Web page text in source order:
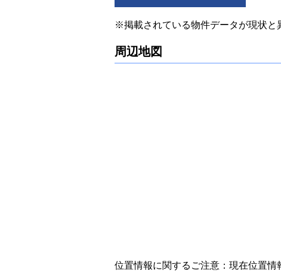
※掲載されている物件データが現状と
周辺地図
位置情報に関するご注意：現在位置情